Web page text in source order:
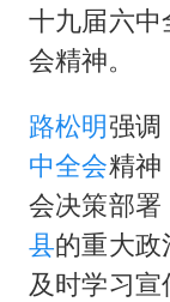
十九届六
会精神。
路松明强调
中全会精神
会决策部
县的重大
及时学习